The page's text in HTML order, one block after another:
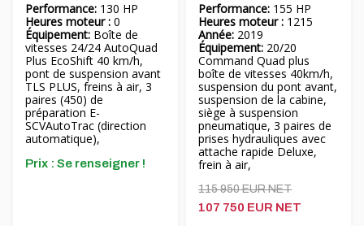
Performance: 130 HP
Heures moteur : 0
Équipement: Boîte de
vitesses 24/24 AutoQuad
Plus EcoShift 40 km/h,
pont de suspension avant
TLS PLUS, freins à air, 3
paires (450) de
préparation E-
SCVAutoTrac (direction
automatique),
Prix ​​: Se renseigner !
Performance: 155 HP
Heures moteur : 1215
Année: 2019
Équipement: 20/20
Command Quad plus
boîte de vitesses 40km/h,
suspension du pont avant,
suspension de la cabine,
siège à suspension
pneumatique, 3 paires de
prises hydrauliques avec
attache rapide Deluxe,
frein à air,
115 950 EUR NET
107 750 EUR NET